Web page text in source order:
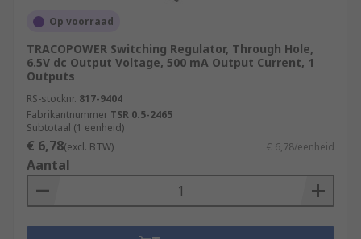
Op voorraad
TRACOPOWER Switching Regulator, Through Hole,
6.5V dc Output Voltage, 500 mA Output Current, 1
Outputs
RS-stocknr. 817-9404
Fabrikantnummer TSR 0.5-2465
Subtotaal (1 eenheid)
€ 6,78(excl. BTW) € 6,78/eenheid
Aantal